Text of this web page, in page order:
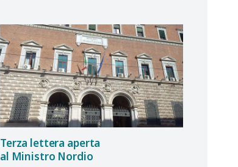
Terza lettera aperta
al Ministro Nordio